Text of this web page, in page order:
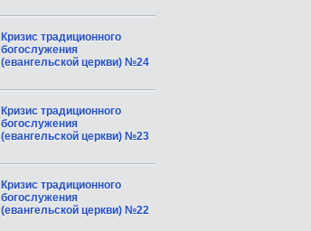
Кризис традиционного
богослужения
(евангельской церкви) №24
Кризис традиционного
богослужения
(евангельской церкви) №23
Кризис традиционного
богослужения
(евангельской церкви) №22